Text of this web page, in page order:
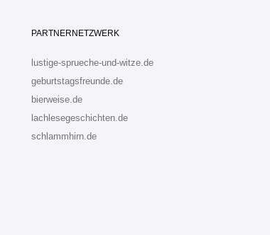
PARTNERNETZWERK
lustige-sprueche-und-witze.de
geburtstagsfreunde.de
bierweise.de
lachlesegeschichten.de
schlammhirn.de